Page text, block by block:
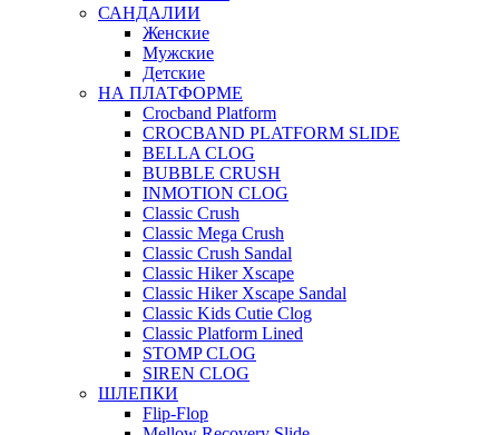
САНДАЛИИ
Женские
Мужские
Детские
НА ПЛАТФОРМЕ
Crocband Platform
CROCBAND PLATFORM SLIDE
BELLA CLOG
BUBBLE CRUSH
INMOTION CLOG
Classic Crush
Classic Mega Crush
Classic Crush Sandal
Classic Hiker Xscape
Classic Hiker Xscape Sandal
Classic Kids Cutie Clog
Classic Platform Lined
STOMP CLOG
SIREN CLOG
ШЛЕПКИ
Flip-Flop